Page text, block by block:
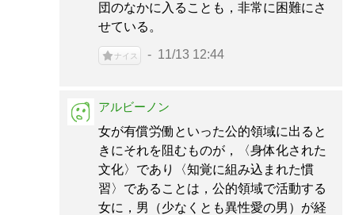
団のなかに入ることも，非常に困難にさ
せている。
ナイス 11/13 12:44
アルビーノン
女が有償労働といった公的領域に出ると
きにそれを阻むものが，〈身体化された
文化〉であり〈知覚に組み込まれた慣
習〉であることは，公的領域で活動する
女に，男（少なくとも異性愛の男）が経